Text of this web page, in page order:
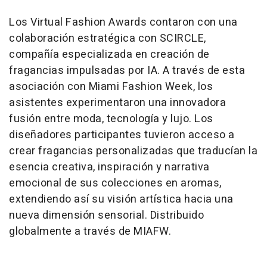
Los Virtual Fashion Awards contaron con una
colaboración estratégica con SCIRCLE,
compañía especializada en creación de
fragancias impulsadas por IA. A través de esta
asociación con Miami Fashion Week, los
asistentes experimentaron una innovadora
fusión entre moda, tecnología y lujo. Los
diseñadores participantes tuvieron acceso a
crear fragancias personalizadas que traducían la
esencia creativa, inspiración y narrativa
emocional de sus colecciones en aromas,
extendiendo así su visión artística hacia una
nueva dimensión sensorial. Distribuido
globalmente a través de MIAFW.